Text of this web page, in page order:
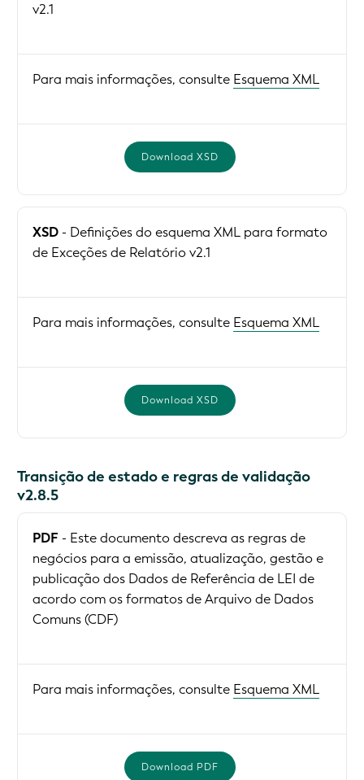
v2.1
Para mais informações, consulte Esquema XML
Download XSD
XSD - Definições do esquema XML para formato
de Exceções de Relatório v2.1
Para mais informações, consulte Esquema XML
Download XSD
Transição de estado e regras de validação
v2.8.5
PDF - Este documento descreva as regras de
negócios para a emissão, atualização, gestão e
publicação dos Dados de Referência de LEI de
acordo com os formatos de Arquivo de Dados
Comuns (CDF)
Para mais informações, consulte Esquema XML
Download PDF